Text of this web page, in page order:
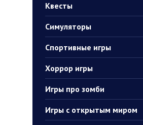
Квесты
Симуляторы
Спортивные игры
Хоррор игры
Игры про зомби
Игры с открытым миром